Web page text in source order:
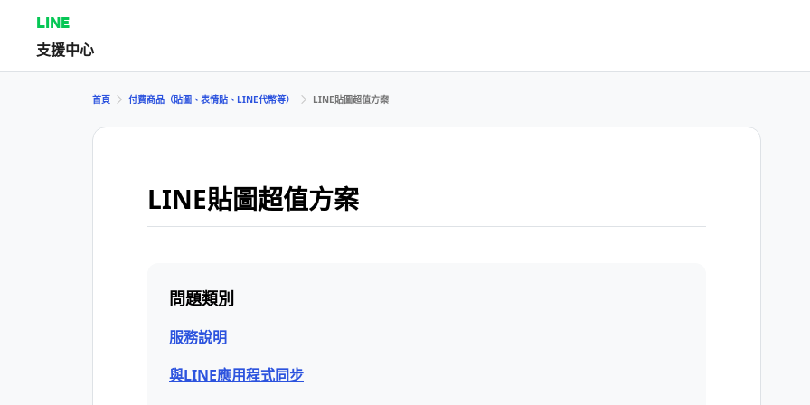
LINE
支援中心
首頁 付費商品（貼圖、表情貼、LINE代幣等） LINE貼圖超值方案
LINE貼圖超值方案
問題類別
服務說明
與LINE應用程式同步